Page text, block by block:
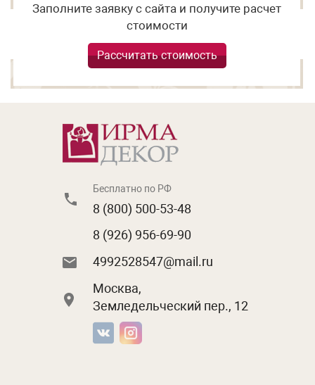
Заполните заявку с сайта и получите расчет
стоимости
Рассчитать стоимость
Бесплатно по РФ
8 (800) 500-53-48
8 (926) 956-69-90
4992528547@mail.ru
Москва,
Земледельческий пер., 12